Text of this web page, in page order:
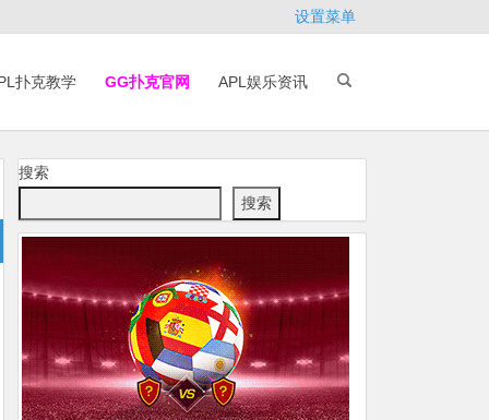
设置菜单
扑克教学 GG扑克官网 APL娱乐资讯
搜索
搜索